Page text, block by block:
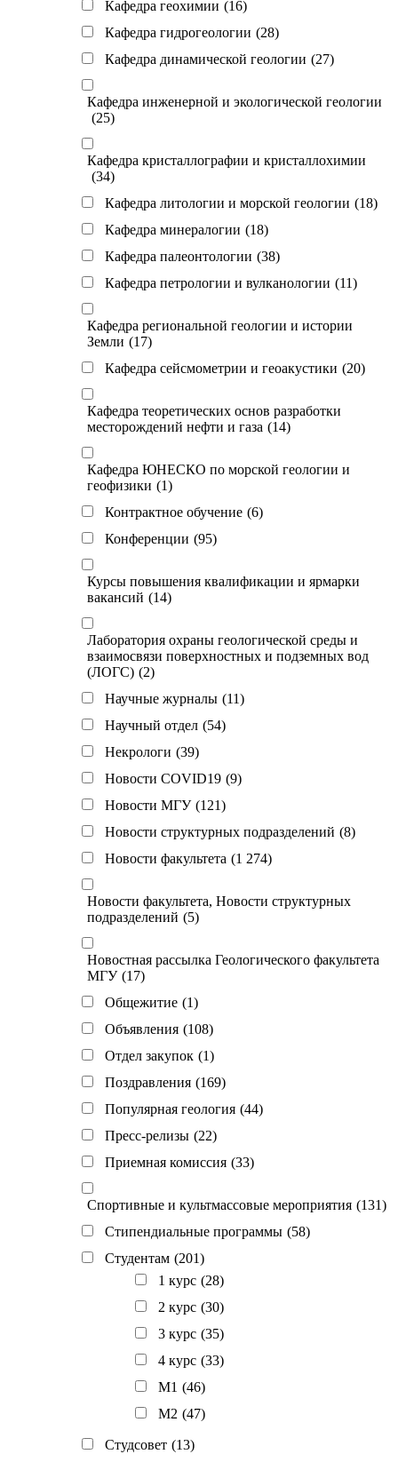
Кафедра геохимии (16)
Кафедра гидрогеологии (28)
Кафедра динамической геологии (27)
Кафедра инженерной и экологической геологии
(25)
Кафедра кристаллографии и кристаллохимии
(34)
Кафедра литологии и морской геологии (18)
Кафедра минералогии (18)
Кафедра палеонтологии (38)
Кафедра петрологии и вулканологии (11)
Кафедра региональной геологии и истории
Земли (17)
Кафедра сейсмометрии и геоакустики (20)
Кафедра теоретических основ разработки
месторождений нефти и газа (14)
Кафедра ЮНЕСКО по морской геологии и
геофизики (1)
Контрактное обучение (6)
Конференции (95)
Курсы повышения квалификации и ярмарки
вакансий (14)
Лаборатория охраны геологической среды и
взаимосвязи поверхностных и подземных вод
(ЛОГС) (2)
Научные журналы (11)
Научный отдел (54)
Некрологи (39)
Новости COVID19 (9)
Новости МГУ (121)
Новости структурных подразделений (8)
Новости факультета (1 274)
Новости факультета, Новости структурных
подразделений (5)
Новостная рассылка Геологического факультета
МГУ (17)
Общежитие (1)
Объявления (108)
Отдел закупок (1)
Поздравления (169)
Популярная геология (44)
Пресс-релизы (22)
Приемная комиссия (33)
Спортивные и культмассовые мероприятия (131)
Стипендиальные программы (58)
Студентам (201)
1 курс (28)
2 курс (30)
3 курс (35)
4 курс (33)
M1 (46)
M2 (47)
Студсовет (13)